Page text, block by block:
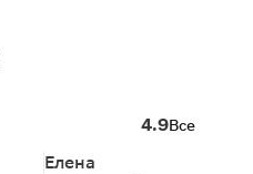
4.9Все
Елена